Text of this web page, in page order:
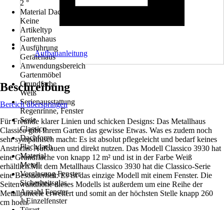
2 °
Material Dacheindeckung
Keine
Artikeltyp
Gartenhaus
Ausführung
Gerätehaus
Anwendungsbereich
Gartenmöbel
Grundfarbe
Weiß
Serienausstattung
Regenrinne, Fenster
Serie
Classico
Dachform
Flachdach
Material
Metall
Verglasung Fenster
Sicherheitsglas
Anzahl Fenster
1 Einzelfenster
Aufbauanleitung
Beschreibung
Bereich überspringen
Für Freunde klarer Linien und schicken Designs: Das Metallhaus
Classico gibt Ihrem Garten das gewisse Etwas. Was es zudem noch
sehr sympathisch macht: Es ist absolut pflegeleicht und bedarf keines
Anstrichs. Aufbauen und direkt nutzen. Das Modell Classico 3930 hat
eine Grundfläche von knapp 12 m² und ist in der Farbe Weiß
erhältlich.Mit dem Metallhaus Classico 3930 hat die Classico-Serie
eine Besonderheit: Es ist das einzige Modell mit einem Fenster. Die
Seitenwandhöhe dieses Modells ist außerdem um eine Reihe der
Metallpaneele erweitert und somit an der höchsten Stelle knapp 260
cm hoch.